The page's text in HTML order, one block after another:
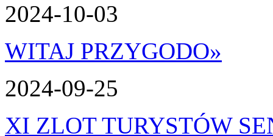
2024-10-03
WITAJ PRZYGODO»
2024-09-25
XI ZLOT TURYSTÓW